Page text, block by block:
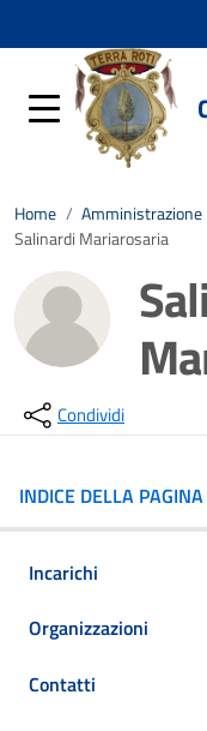
Home / Amministrazione
Salinardi Mariarosaria
Condividi
INDICE DELLA PAGINA
Incarichi
Organizzazioni
Contatti